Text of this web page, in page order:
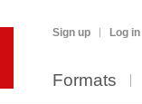
Sign up Log in
Formats